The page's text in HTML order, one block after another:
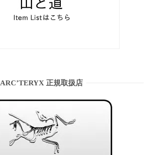
ARC’TERYX 正規取扱店